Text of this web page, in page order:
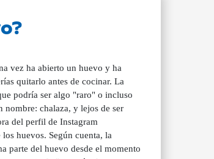
vez ha abierto un huevo y ha
quitarlo antes de cocinar. La
podría ser algo "raro" o incluso
nombre: chalaza, y lejos de ser
del perfil de Instagram
huevos. Según cuenta, la
parte del huevo desde el momento